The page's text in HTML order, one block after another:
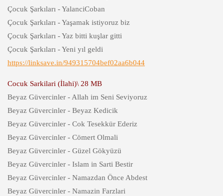
Çocuk Şarkıları - YalanciCoban
Çocuk Şarkıları - Yaşamak istiyoruz biz
Çocuk Şarkıları - Yaz bitti kuşlar gitti
Çocuk Şarkıları - Yeni yıl geldi
https://linksave.in/949315704bef02aa6b044
Cocuk Sarkilari (İlahi)\ 28 MB
Beyaz Güvercinler - Allah im Seni Seviyoruz
Beyaz Güvercinler - Beyaz Kedicik
Beyaz Güvercinler - Cok Tesekkür Ederiz
Beyaz Güvercinler - Cömert Olmali
Beyaz Güvercinler - Güzel Gökyüzü
Beyaz Güvercinler - Islam in Sarti Bestir
Beyaz Güvercinler - Namazdan Önce Abdest
Beyaz Güvercinler - Namazin Farzlari